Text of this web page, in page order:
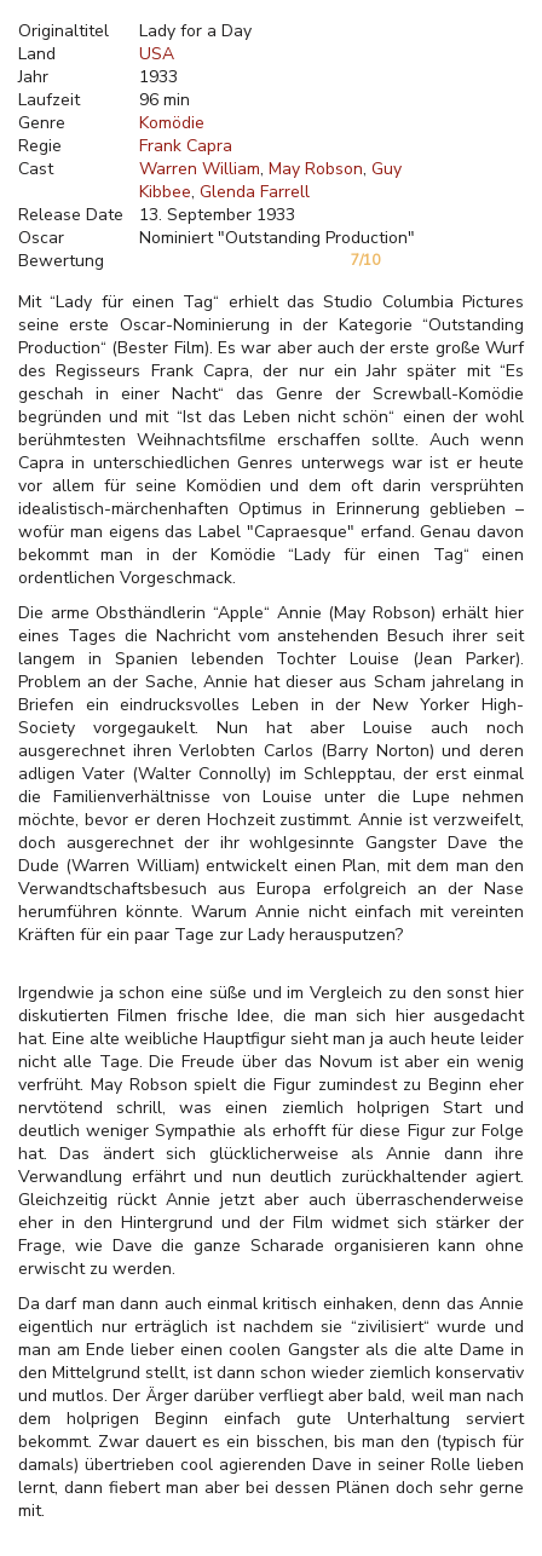
Originaltitel
Lady for a Day
Land
USA
Jahr
1933
Laufzeit
96 min
Genre
Komödie
Regie
Frank Capra
Cast
Warren William May Robson Guy
Kibbee Glenda Farrell
Release Date
13. September 1933
Oscar
Nominiert "Outstanding Production"
Bewertung
7/10
Mit “Lady für einen Tag“ erhielt das Studio Columbia Pictures
seine erste Oscar-Nominierung in der Kategorie “Outstanding
Production“ (Bester Film). Es war aber auch der erste große Wurf
des Regisseurs Frank Capra, der nur ein Jahr später mit “Es
geschah in einer Nacht“ das Genre der Screwball-Komödie
begründen und mit “Ist das Leben nicht schön“ einen der wohl
berühmtesten Weihnachtsfilme erschaffen sollte. Auch wenn
Capra in unterschiedlichen Genres unterwegs war ist er heute
vor allem für seine Komödien und dem oft darin versprühten
idealistisch-märchenhaften Optimus in Erinnerung geblieben –
wofür man eigens das Label "Capraesque" erfand. Genau davon
bekommt man in der Komödie “Lady für einen Tag“ einen
ordentlichen Vorgeschmack.
Die arme Obsthändlerin “Apple“ Annie (May Robson) erhält hier
eines Tages die Nachricht vom anstehenden Besuch ihrer seit
langem in Spanien lebenden Tochter Louise (Jean Parker).
Problem an der Sache, Annie hat dieser aus Scham jahrelang in
Briefen ein eindrucksvolles Leben in der New Yorker High-
Society vorgegaukelt. Nun hat aber Louise auch noch
ausgerechnet ihren Verlobten Carlos (Barry Norton) und deren
adligen Vater (Walter Connolly) im Schlepptau, der erst einmal
die Familienverhältnisse von Louise unter die Lupe nehmen
möchte, bevor er deren Hochzeit zustimmt. Annie ist verzweifelt,
doch ausgerechnet der ihr wohlgesinnte Gangster Dave the
Dude (Warren William) entwickelt einen Plan, mit dem man den
Verwandtschaftsbesuch aus Europa erfolgreich an der Nase
herumführen könnte. Warum Annie nicht einfach mit vereinten
Kräften für ein paar Tage zur Lady herausputzen?
Irgendwie ja schon eine süße und im Vergleich zu den sonst hier
diskutierten Filmen frische Idee, die man sich hier ausgedacht
hat. Eine alte weibliche Hauptfigur sieht man ja auch heute leider
nicht alle Tage. Die Freude über das Novum ist aber ein wenig
verfrüht. May Robson spielt die Figur zumindest zu Beginn eher
nervtötend schrill, was einen ziemlich holprigen Start und
deutlich weniger Sympathie als erhofft für diese Figur zur Folge
hat. Das ändert sich glücklicherweise als Annie dann ihre
Verwandlung erfährt und nun deutlich zurückhaltender agiert.
Gleichzeitig rückt Annie jetzt aber auch überraschenderweise
eher in den Hintergrund und der Film widmet sich stärker der
Frage, wie Dave die ganze Scharade organisieren kann ohne
erwischt zu werden.
Da darf man dann auch einmal kritisch einhaken, denn das Annie
eigentlich nur erträglich ist nachdem sie “zivilisiert“ wurde und
man am Ende lieber einen coolen Gangster als die alte Dame in
den Mittelgrund stellt, ist dann schon wieder ziemlich konservativ
und mutlos. Der Ärger darüber verfliegt aber bald, weil man nach
dem holprigen Beginn einfach gute Unterhaltung serviert
bekommt. Zwar dauert es ein bisschen, bis man den (typisch für
damals) übertrieben cool agierenden Dave in seiner Rolle lieben
lernt, dann fiebert man aber bei dessen Plänen doch sehr gerne
mit.